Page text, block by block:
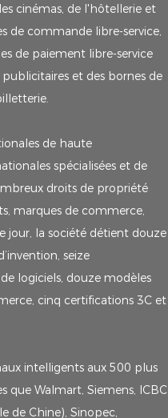
cinémas, de l'hôtellerie et
de commande libre-service,
de paiement libre-service
et des bornes de
de haute
spécialisées et de
droits de propriété
marques de commerce,
jour, la société détient douze
seize
logiciels, douze modèles
cinq certifications 3C et
intelligents aux 500 plus
que Walmart, Siemens, ICBC
de Chine), Sinopec,